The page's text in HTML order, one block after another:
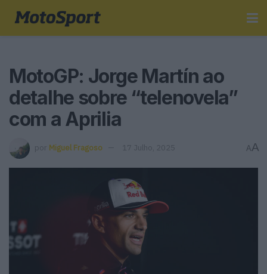
MotoGP: Jorge Martín ao
detalhe sobre “telenovela”
com a Aprilia
por Miguel Fragoso 17 Julho, 2025 AA